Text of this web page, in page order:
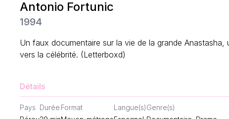
Antonio Fortunic
1994
Un faux documentaire sur la vie de la grande
vers la célébrité. (Letterboxd)
Détails
Pays Durée Format
Langue(s)Genre(s)